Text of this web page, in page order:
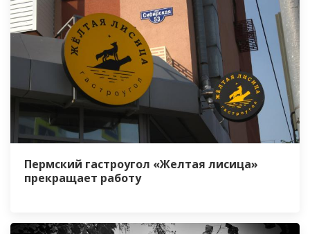
Пермский гастроугол «Желтая лисица»
прекращает работу